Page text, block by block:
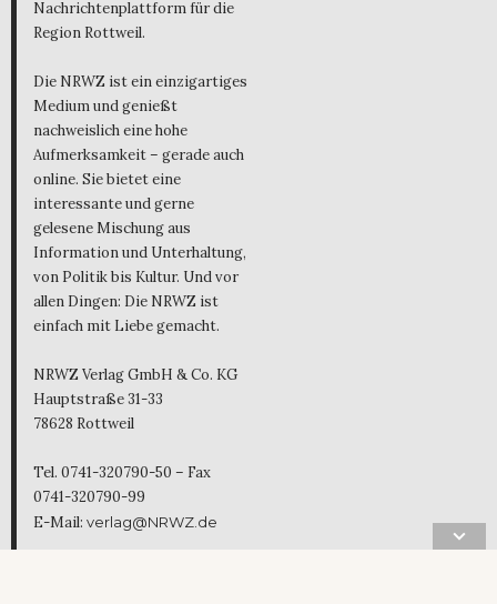
Nachrichtenplattform für die
Region Rottweil.
Die NRWZ ist ein einzigartiges
Medium und genießt
nachweislich eine hohe
Aufmerksamkeit – gerade auch
online. Sie bietet eine
interessante und gerne
gelesene Mischung aus
Information und Unterhaltung,
von Politik bis Kultur. Und vor
allen Dingen: Die NRWZ ist
einfach mit Liebe gemacht.
NRWZ Verlag GmbH & Co. KG
Hauptstraße 31-33
78628 Rottweil
Tel. 0741-320790-50 – Fax
0741-320790-99
E-Mail: verlag@NRWZ.de